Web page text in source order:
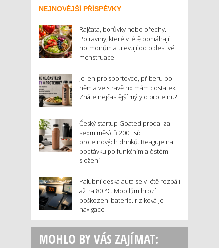
NEJNOVĚJŠÍ PŘÍSPĚVKY
Rajčata, borůvky nebo ořechy.
Potraviny, které v létě pomáhají
hormonům a ulevují od bolestivé
menstruace
Je jen pro sportovce, přiberu po
něm a ve stravě ho mám dostatek.
Znáte nejčastější mýty o proteinu?
Český startup Goated prodal za
sedm měsíců 200 tisíc
proteinových drinků. Reaguje na
poptávku po funkčním a čistém
složení
Palubní deska auta se v létě rozpálí
až na 80 °C. Mobilům hrozí
poškození baterie, riziková je i
navigace
MOHLO BY VÁS ZAJÍMAT: